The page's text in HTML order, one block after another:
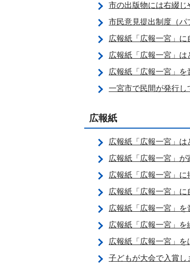
市の出版物には右綴じ
市民意見提出制度（パ
広報紙「広報一宮」に
広報紙「広報一宮」は
広報紙「広報一宮」を
一宮市で民間が発行し
広報紙
広報紙「広報一宮」は
広報紙「広報一宮」が
広報紙「広報一宮」に
広報紙「広報一宮」に
広報紙「広報一宮」を
広報紙「広報一宮」を
広報紙「広報一宮」を
子どもが大会で入賞し